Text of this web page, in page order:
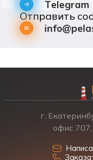
Telegram
Отправить
г.
офис